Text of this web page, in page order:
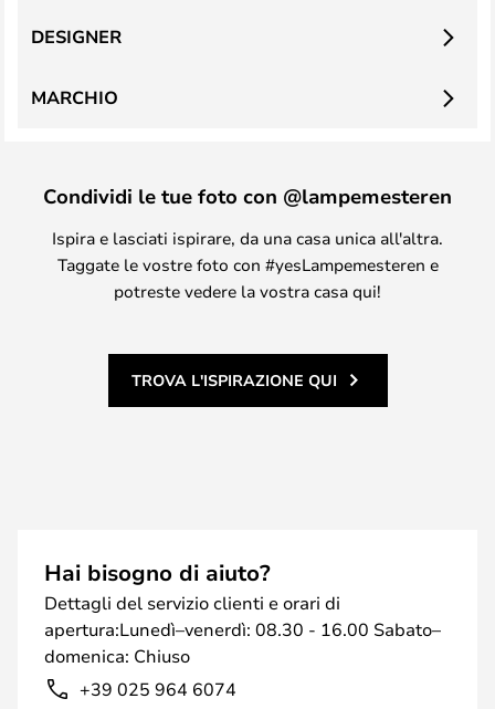
DESIGNER
MARCHIO
Condividi le tue foto con @lampemesteren
Ispira e lasciati ispirare, da una casa unica all'altra.
Taggate le vostre foto con #yesLampemesteren e
potreste vedere la vostra casa qui!
TROVA L'ISPIRAZIONE QUI
Hai bisogno di aiuto?
Dettagli del servizio clienti e orari di
apertura:Lunedì–venerdì: 08.30 - 16.00 Sabato–
domenica: Chiuso
+39 025 964 6074